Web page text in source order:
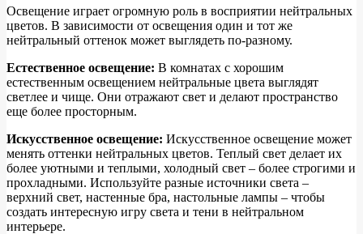
Освещение играет огромную роль в восприятии нейтральных
цветов. В зависимости от освещения один и тот же
нейтральный оттенок может выглядеть по-разному.
Естественное освещение: В комнатах с хорошим
естественным освещением нейтральные цвета выглядят
светлее и чище. Они отражают свет и делают пространство
еще более просторным.
Искусственное освещение: Искусственное освещение может
менять оттенки нейтральных цветов. Теплый свет делает их
более уютными и теплыми, холодный свет – более строгими и
прохладными. Используйте разные источники света –
верхний свет, настенные бра, настольные лампы – чтобы
создать интересную игру света и тени в нейтральном
интерьере.